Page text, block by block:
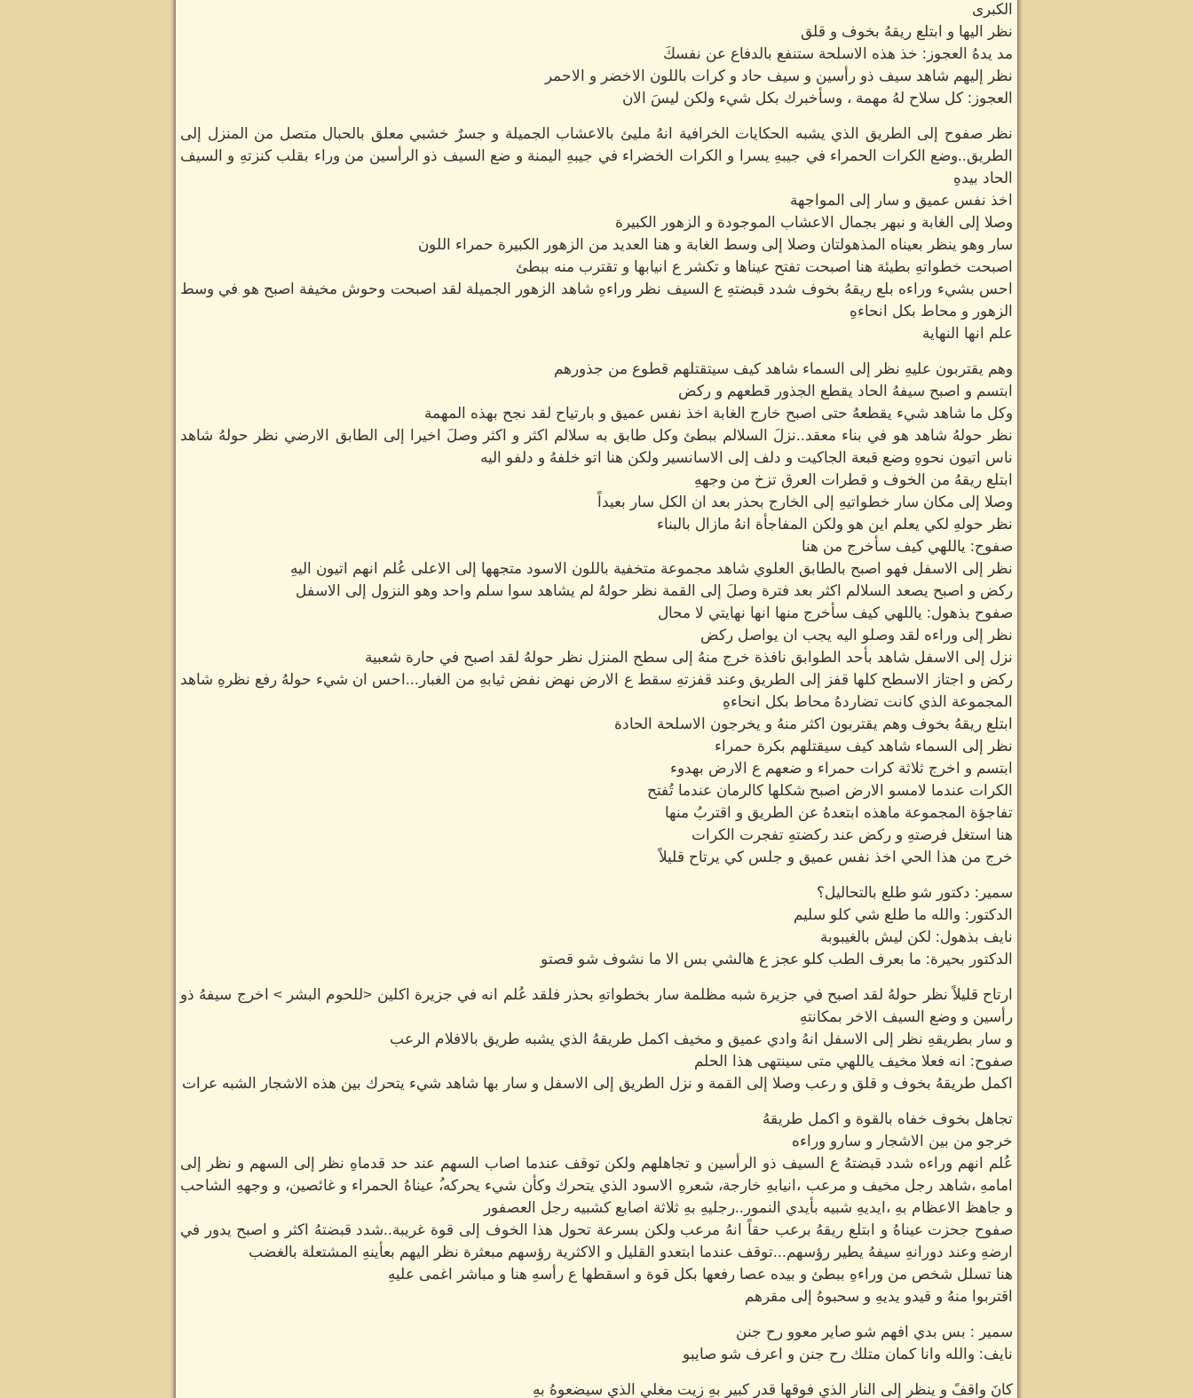
الكبرى
نظر اليها و ابتلع ريقهُ بخوف و قلق
مد يدهُ العجوز: خذ هذه الاسلحة ستنفع بالدفاع عن نفسكَ
نظر إليهم شاهد سيف ذو رأسين و سيف حاد و كرات باللون الاخضر و الاحمر
العجوز: كل سلاح لهُ مهمة ، وسأخبرك بكل شيء ولكن ليسَ الان
نظر صفوح إلى الطريق الذي يشبه الحكايات الخرافية انهُ مليئ بالاعشاب الجميلة و جسرٌ خشبي معلق بالحبال متصل من المنزل إلى
الطريق..وضع الكرات الحمراء في جيبهِ يسرا و الكرات الخضراء في جيبهِ اليمنة و ضع السيف ذو الرأسين من وراء بقلب كنزتهِ و السيف
الحاد بيدهِ
اخذ نفس عميق و سار إلى المواجهة
وصلا إلى الغابة و نبهر بجمال الاعشاب الموجودة و الزهور الكبيرة
سار وهو ينظر بعيناه المذهولتان وصلا إلى وسط الغابة و هنا العديد من الزهور الكبيرة حمراء اللون
اصبحت خطواتهِ بطيئة هنا اصبحت تفتح عيناها و تكشر ع انيابها و تقترب منه ببطئ
احس بشيء وراءه بلع ريقهُ بخوف شدد قبضتهِ ع السيف نظر وراءهِ شاهد الزهور الجميلة لقد اصبحت وحوش مخيفة اصبح هو في وسط
الزهور و محاط بكل انحاءهِ
علم انها النهاية
وهم يقتربون عليهِ نظر إلى السماء شاهد كيف سيتقتلهم قطوع من جذورهم
ابتسم و اصبح سيفهُ الحاد يقطع الجذور قطعهم و ركض
وكل ما شاهد شيء يقطعهُ حتى اصبح خارج الغابة اخذ نفس عميق و بارتياح لقد نجح بهذه المهمة
نظر حولهُ شاهد هو في بناء معقد..نزلَ السلالم ببطئ وكل طابق به سلالم اكثر و اكثر وصلَ اخيرا إلى الطابق الارضي نظر حولهُ شاهد
ناس اتيون نحوهِ وضع قبعة الجاكيت و دلف إلى الاسانسير ولكن هنا اتو خلفهُ و دلفو اليه
ابتلع ريقهُ من الخوف و قطرات العرق تزخ من وجههِ
وصلا إلى مكان سار خطواتيهِ إلى الخارج بحذر بعد ان الكل سار بعيداً
نظر حولهِ لكي يعلم اين هو ولكن المفاجأة انهُ مازال بالبناء
صفوح: ياللهي كيف سأخرج من هنا
نظر إلى الاسفل فهو اصبح بالطابق العلوي شاهد مجموعة متخفية باللون الاسود متجهها إلى الاعلى عُلم انهم اتيون اليهِ
ركض و اصبح يصعد السلالم اكثر بعد فترة وصلَ إلى القمة نظر حولهُ لم يشاهد سوا سلم واحد وهو النزول إلى الاسفل
صفوح بذهول: ياللهي كيف سأخرج منها انها نهايتي لا محال
نظر إلى وراءه لقد وصلو اليه يجب ان يواصل ركض
نزل إلى الاسفل شاهد بأحد الطوابق نافذة خرج منهُ إلى سطح المنزل نظر حولهُ لقد اصبح في حارة شعبية
ركض و اجتاز الاسطح كلها قفز إلى الطريق وعند قفزتهِ سقط ع الارض نهض نفض ثيابهِ من الغبار...احس ان شيء حولهُ رفع نظرهِ شاهد
المجموعة الذي كانت تضاردهُ محاط بكل انحاءهِ
ابتلع ريقهُ بخوف وهم يقتربون اكثر منهُ و يخرجون الاسلحة الحادة
نظر إلى السماء شاهد كيف سيقتلهم بكرة حمراء
ابتسم و اخرج ثلاثة كرات حمراء و ضعهم ع الارض بهدوء
الكرات عندما لامسو الارض اصبح شكلها كالرمان عندما تُفتح
تفاجؤة المجموعة ماهذه ابتعدهُ عن الطريق و اقتربُ منها
هنا استغل فرصتهِ و ركض عند ركضتهِ تفجرت الكرات
خرج من هذا الحي اخذ نفس عميق و جلس كي يرتاح قليلاً
سمير: دكتور شو طلع بالتحاليل؟
الدكتور: والله ما طلع شي كلو سليم
نايف بذهول: لكن ليش بالغيبوبة
الدكتور بحيرة: ما بعرف الطب كلو عجز ع هالشي بس الا ما نشوف شو قصتو
ارتاح قليلاً نظر حولهُ لقد اصبح في جزيرة شبه مظلمة سار بخطواتهِ بحذر فلقد عُلم انه في جزيرة اكلين <للحوم البشر > اخرج سيفهُ ذو
رأسين و وضع السيف الاخر بمكانتهِ
و سار بطريقهِ نظر إلى الاسفل انهُ وادي عميق و مخيف اكمل طريقهُ الذي يشبه طريق بالافلام الرعب
صفوح: انه فعلا مخيف ياللهي متى سينتهى هذا الحلم
اكمل طريقهُ بخوف و قلق و رعب وصلا إلى القمة و نزل الطريق إلى الاسفل و سار بها شاهد شيء يتحرك بين هذه الاشجار الشبه عرات
تجاهل بخوف خفاه بالقوة و اكمل طريقهُ
خرجو من بين الاشجار و سارو وراءه
عُلم انهم وراءه شدد قبضتهُ ع السيف ذو الرأسين و تجاهلهم ولكن توقف عندما اصاب السهم عند حد قدماهِ نظر إلى السهم و نظر إلى
امامهِ ،شاهد رجل مخيف و مرعب ،انيابهِ خارجة، شعرهِ الاسود الذي يتحرك وكأن شيء يحركه،ُ عيناهُ الحمراء و غائصين، و وجههِ الشاحب
و جاهظ الاعظام بهِ ،ايديهِ شبيه بأيدي النمور..رجليهِ بهِ ثلاثة اصابع كشبيه رجل العصفور
صفوح جحزت عيناهُ و ابتلع ريقهُ برعب حقاً انهُ مرعب ولكن بسرعة تحول هذا الخوف إلى قوة غريبة..شدد قبضتهُ اكثر و اصبح يدور في
ارضهِ وعند دورانهِ سيفهُ يطير رؤسهم...توقف عندما ابتعدو القليل و الاكثرية رؤسهم مبعثرة نظر اليهم بعأينهِ المشتعلة بالغضب
هنا تسلل شخص من وراءهِ ببطئ و بيده عصا رفعها بكل قوة و اسقطها ع رأسهِ هنا و مباشر اغمى عليهِ
اقتربوا منهُ و قيدو يديهِ و سحبوهُ إلى مقرهم
سمير : بس بدي افهم شو صاير معوو رح جنن
نايف: والله وانا كمان متلك رح جنن و اعرف شو صايبو
كانَ واقفً و ينظر إلى النار الذي فوقها قدر كبير بهِ زيت مغلي الذي سيضعوهُ بهِ